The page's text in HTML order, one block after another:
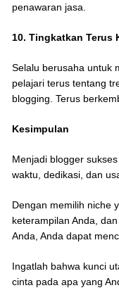
penawaran jasa.
10. Tingkatkan Terus
Selalu berusaha untuk
pelajari terus tentang
blogging. Terus
Kesimpulan
Menjadi blogger
waktu, dedikasi, dan
Dengan memilih niche
keterampilan Anda,
Anda, Anda dapat
Ingatlah bahwa kunci
cinta pada apa yang